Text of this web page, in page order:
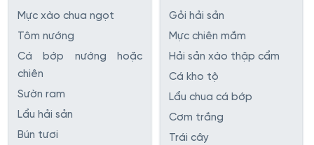
Mực xào chua ngọt
Tôm nướng
Cá bớp nướng hoặc
chiên
Sườn ram
Lẩu hải sản
Bún tươi
Gỏi hải sản
Mực chiên mắm
Hải sản xào thập cẩm
Cá kho tộ
Lẩu chua cá bớp
Cơm trắng
Trái cây